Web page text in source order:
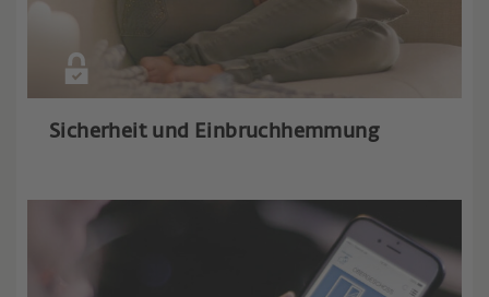
Sicherheit und Einbruchhemmung